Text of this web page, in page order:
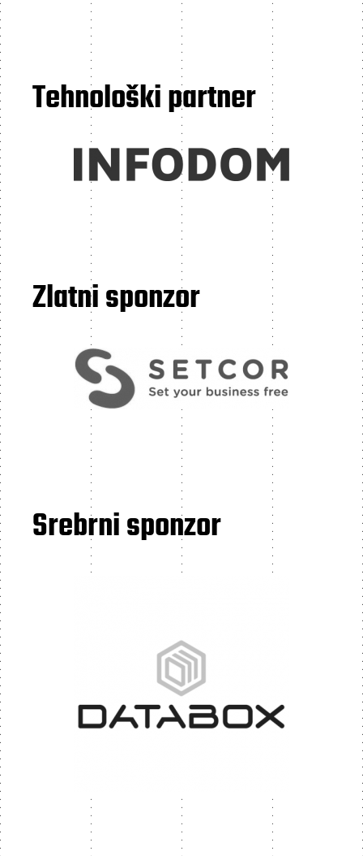
Tehnološki partner
Zlatni sponzor
Srebrni sponzor